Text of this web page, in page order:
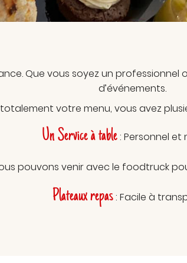
Que vous soyez un
d’événements.
votre menu, vous avez
Un Service à table: Personnel et
pouvons venir avec le foodtruck
Plateaux repas: Facile à